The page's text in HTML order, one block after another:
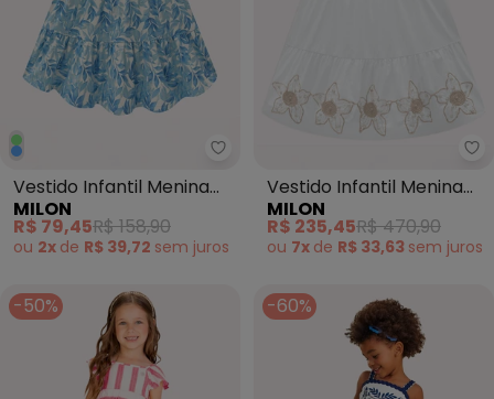
Vestido Infantil Menina Folhas
Vestido Infantil Menina
Folhas Milon (Azul)
MILON
R$ 79,45R$ 158,90
ou 2x de R$ 39,72 sem juros
Vestido Infantil Menina
com Pérolas Branco
MILON
R$ 235,45R$ 470,90
ou 7x de R$ 33,63 sem juros
-50% -60%